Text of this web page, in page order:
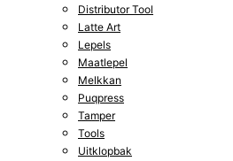
Distributor Tool
Latte Art
Lepels
Maatlepel
Melkkan
Puqpress
Tamper
Tools
Uitklopbak